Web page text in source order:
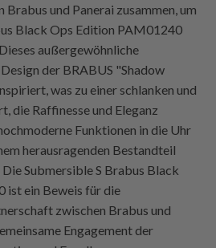
und Panerai zusammen, um
Black Ops Edition PAM01240
außergewöhnliche
der BRABUS "Shadow
was zu einer schlanken und
die Raffinesse und Eleganz
Funktionen in die Uhr
herausragenden Bestandteil
Submersible S Brabus Black
ist ein Beweis für die
zwischen Brabus und
Engagement der